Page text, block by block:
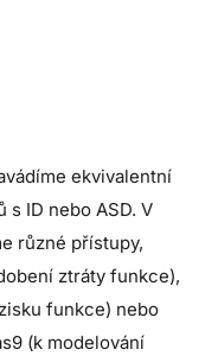
ekvivalentní
ID nebo ASD. V
různé přístupy,
ztráty funkce),
funkce) nebo
(k modelování